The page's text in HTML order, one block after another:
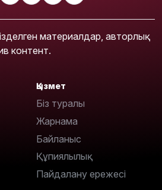
материалдар, авторлық
контент.
Қызмет
Біз туралы
Жарнама
Байланыс
Құпиялылық
Пайдалану ережесі